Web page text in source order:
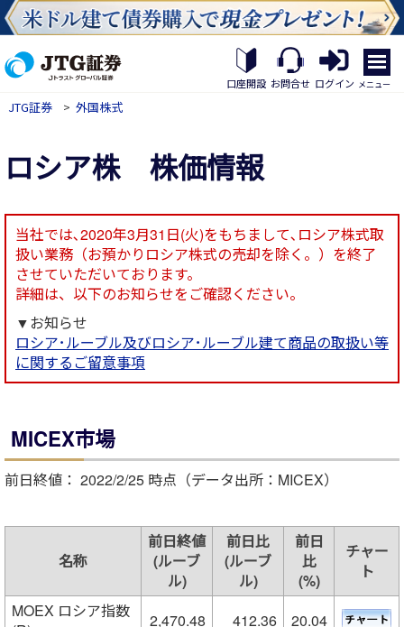
口座開設 お問合せ ログイン
繝｡
繝
九
縺
�
メニュー
JTG証券 > 外国株式
ロシア株 株価情報
当社では､2020年3月31日(火)をもちまして､ロシア株式取
扱い業務（お預かりロシア株式の売却を除く。）を終了
させていただいております。
詳細は、以下のお知らせをご確認ください。
▼お知らせ
ロシア･ルーブル及びロシア･ルーブル建て商品の取扱い等
に関するご留意事項
MICEX市場
前日終値： 2022/2/25 時点（データ出所：MICEX）
名称
前日終値
(ルーブ
ル)
前日比
(ルーブ
ル)
前日
比
(%)
チャー
ト
MOEX ロシア指数
2,470.48 412.36
20.04